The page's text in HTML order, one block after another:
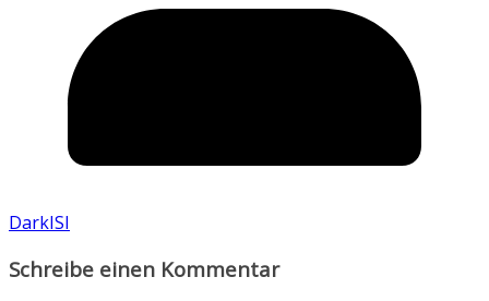
DarkISI
Schreibe einen Kommentar